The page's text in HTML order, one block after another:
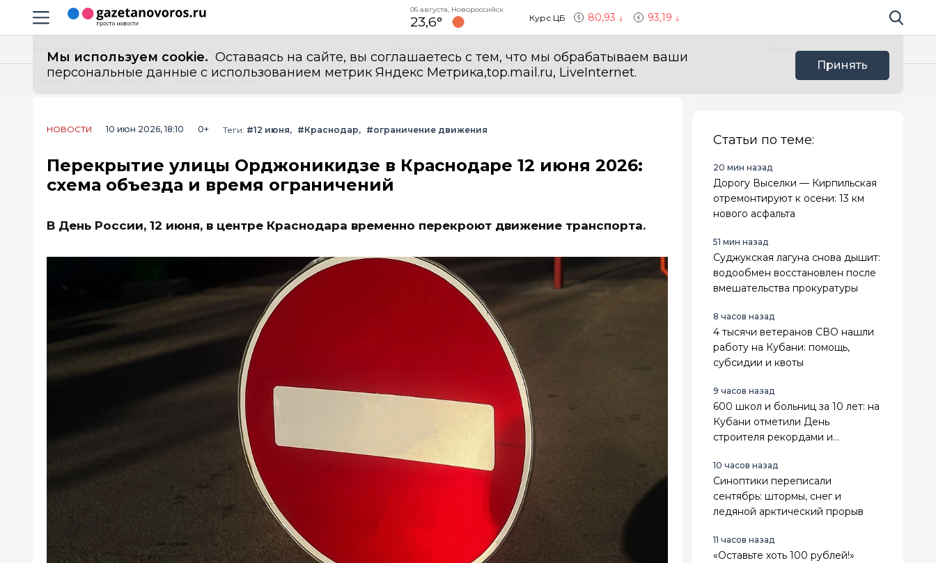
Навигация сайта
06 августа, Новороссийск
23,6° Курс ЦБ 80,93 93,19 Поиск по
Мы используем cookie. Оставаясь на сайте, вы соглашаетесь с тем, что мы обрабатываем ваши
персональные данные с использованием метрик Яндекс Метрика,top.mail.ru, LiveInternet.
Принять
Польза
Главная Лента новостей Перекрытие улицы Орджоникидзе в Краснодаре 12 июня 2026: схема объезда и время ограничений
НОВОСТИ 10 июн 2026, 18:10 0+ Теги: #12 июня #Краснодар #ограничение движения
Перекрытие улицы Орджоникидзе в Краснодаре 12 июня 2026:
схема объезда и время ограничений
В День России, 12 июня, в центре Краснодара временно перекроют движение транспорта.
Статьи по теме:
20 мин назад
Дорогу Выселки — Кирпильская
отремонтируют к осени: 13 км
нового асфальта
51 мин назад
Суджукская лагуна снова дышит:
водообмен восстановлен после
вмешательства прокуратуры
8 часов назад
4 тысячи ветеранов СВО нашли
работу на Кубани: помощь,
субсидии и квоты
9 часов назад
600 школ и больниц за 10 лет: на
Кубани отметили День
строителя рекордами и
10 часов назад
Синоптики переписали
сентябрь: штормы, снег и
ледяной арктический прорыв
11 часов назад
«Оставьте хоть 100 рублей!»